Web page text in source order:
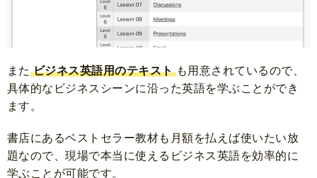
また ビジネス英語用のテキスト も用意されているので、
具体的なビジネスシーンに沿った英語を学ぶことができ
ます。
書店にあるベストセラー教材も月額を払えば使いたい放
題なので、現場で本当に使えるビジネス英語を効率的に
学ぶことが可能です。